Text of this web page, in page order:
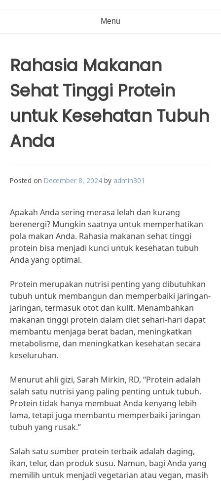
Menu
Rahasia Makanan
Sehat Tinggi Protein
untuk Kesehatan Tubuh
Anda
Posted on December 8, 2024 by admin301
Apakah Anda sering merasa lelah dan kurang
berenergi? Mungkin saatnya untuk memperhatikan
pola makan Anda. Rahasia makanan sehat tinggi
protein bisa menjadi kunci untuk kesehatan tubuh
Anda yang optimal.
Protein merupakan nutrisi penting yang dibutuhkan
tubuh untuk membangun dan memperbaiki jaringan-
jaringan, termasuk otot dan kulit. Menambahkan
makanan tinggi protein dalam diet sehari-hari dapat
membantu menjaga berat badan, meningkatkan
metabolisme, dan meningkatkan kesehatan secara
keseluruhan.
Menurut ahli gizi, Sarah Mirkin, RD, “Protein adalah
salah satu nutrisi yang paling penting untuk tubuh.
Protein tidak hanya membuat Anda kenyang lebih
lama, tetapi juga membantu memperbaiki jaringan
tubuh yang rusak.”
Salah satu sumber protein terbaik adalah daging,
ikan, telur, dan produk susu. Namun, bagi Anda yang
memilih untuk menjadi vegetarian atau vegan, masih